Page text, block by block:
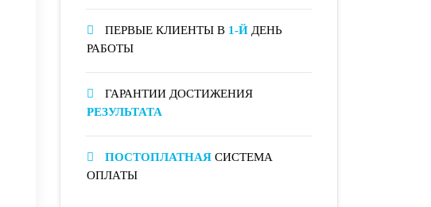
ПЕРВЫЕ КЛИЕНТЫ В 1-Й ДЕНЬ
РАБОТЫ
ГАРАНТИИ ДОСТИЖЕНИЯ
РЕЗУЛЬТАТА
ПОСТОПЛАТНАЯ СИСТЕМА
ОПЛАТЫ